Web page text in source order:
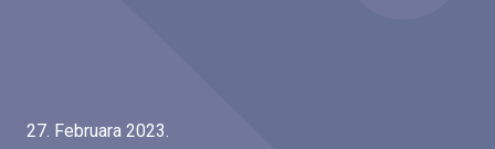
27. Februara 2023.